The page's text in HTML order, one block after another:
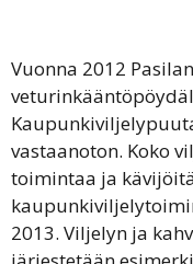
Vuonna 2012
vastaanoton. Koko
toimintaa ja
2013. Viljelyn ja